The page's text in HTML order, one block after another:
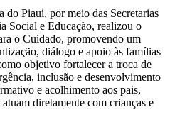
Piauí, por meio das Secretarias
Social e Educação, realizou o
o Cuidado, promovendo um
diálogo e apoio às famílias
objetivo fortalecer a troca de
inclusão e desenvolvimento
e acolhimento aos pais,
diretamente com crianças e